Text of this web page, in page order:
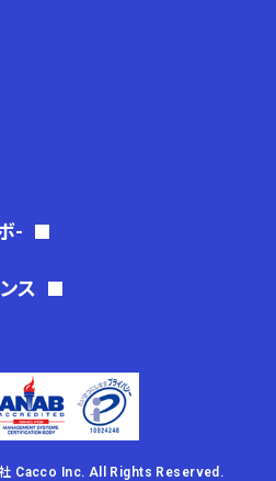
-
ス
Cacco Inc. All Rights Reserved.